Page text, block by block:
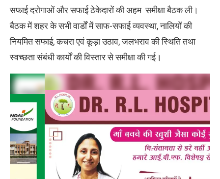
सफाई दरोगाओं और सफाई ठेकेदारों की अहम समीक्षा बैठक ली।
बैठक में शहर के सभी वार्डों में साफ-सफाई व्यवस्था, नालियों की
नियमित सफाई, कचरा एवं कूड़ा उठाव, जलभराव की स्थिति तथा
स्वच्छता संबंधी कार्यों की विस्तार से समीक्षा की गई।